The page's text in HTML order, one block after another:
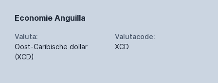
Economie Anguilla
Valuta:
Oost-Caribische dollar
(XCD)
Valutacode:
XCD